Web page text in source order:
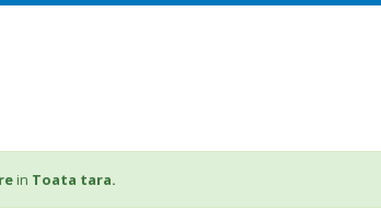
in Toata tara.